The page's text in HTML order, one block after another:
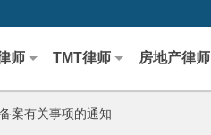
师 TMT律师 房地产律师
案有关事项的通知